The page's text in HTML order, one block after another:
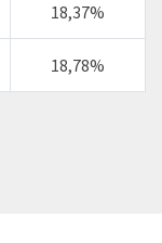
18,37%
18,78%